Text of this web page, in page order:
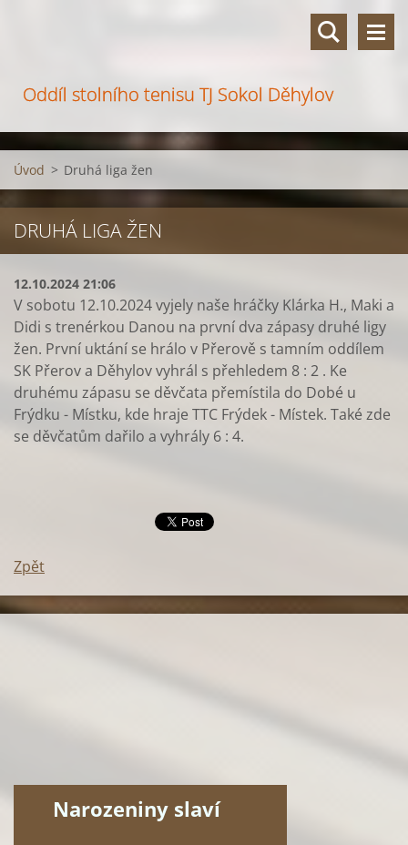
Oddíl stolního tenisu TJ Sokol Děhylov
Úvod > Druhá liga žen
DRUHÁ LIGA ŽEN
12.10.2024 21:06
V sobotu 12.10.2024 vyjely naše hráčky Klárka H., Maki a
Didi s trenérkou Danou na první dva zápasy druhé ligy
žen. První uktání se hrálo v Přerově s tamním oddílem
SK Přerov a Děhylov vyhrál s přehledem 8 : 2 . Ke
druhému zápasu se děvčata přemístila do Dobé u
Frýdku - Místku, kde hraje TTC Frýdek - Místek. Také zde
se děvčatům dařilo a vyhrály 6 : 4.
Zpět
Narozeniny slaví